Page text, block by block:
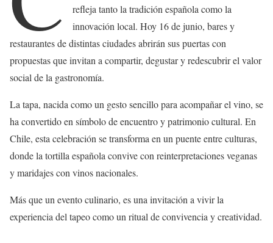
refleja tanto la tradición española como la
innovación local. Hoy 16 de junio, bares y
restaurantes de distintas ciudades abrirán sus puertas con
propuestas que invitan a compartir, degustar y redescubrir el valor
social de la gastronomía.
La tapa, nacida como un gesto sencillo para acompañar el vino, se
ha convertido en símbolo de encuentro y patrimonio cultural. En
Chile, esta celebración se transforma en un puente entre culturas,
donde la tortilla española convive con reinterpretaciones veganas
y maridajes con vinos nacionales.
Más que un evento culinario, es una invitación a vivir la
experiencia del tapeo como un ritual de convivencia y creatividad.